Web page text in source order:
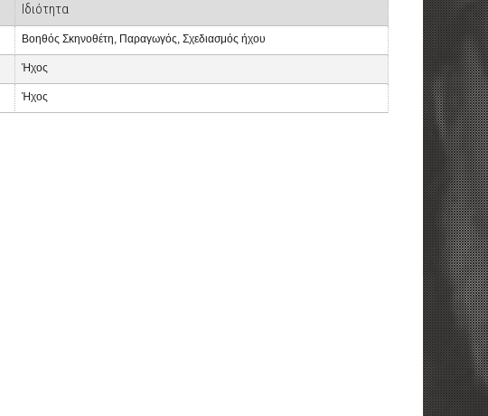
Ιδιότητα
Βοηθός Σκηνοθέτη, Παραγωγός, Σχεδιασμός ήχου
Ήχος
Ήχος